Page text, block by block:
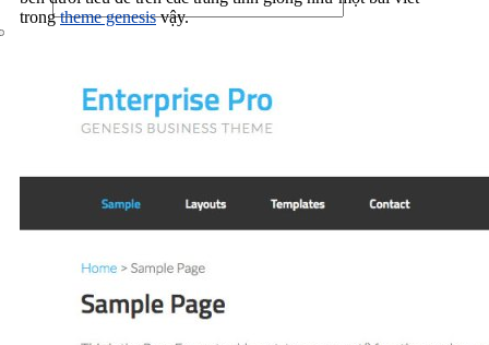
trongtheme genesisvậy.